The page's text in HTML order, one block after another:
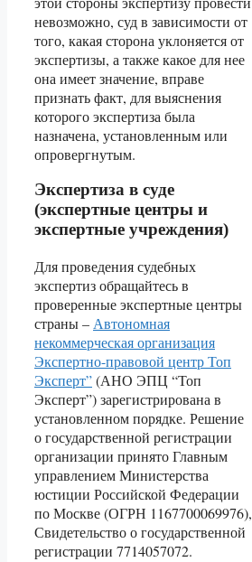
невозможно, суд в зависимости от
того, какая сторона уклоняется от
экспертизы, а также какое для нее
она имеет значение, вправе
признать факт, для выяснения
которого экспертиза была
назначена, установленным или
опровергнутым.
Экспертиза в суде
(экспертные центры и
экспертные учреждения)
Для проведения судебных
экспертиз обращайтесь в
проверенные экспертные центры
страны – Автономная
некоммерческая организация
Экспертно-правовой центр Топ
Эксперт”(АНО ЭПЦ “Топ
Эксперт”) зарегистрирована в
установленном порядке. Решение
о государственной регистрации
организации принято Главным
управлением Министерства
юстиции Российской Федерации
по Москве (ОГРН 1167700069976),
Свидетельство о государственной
регистрации 7714057072.